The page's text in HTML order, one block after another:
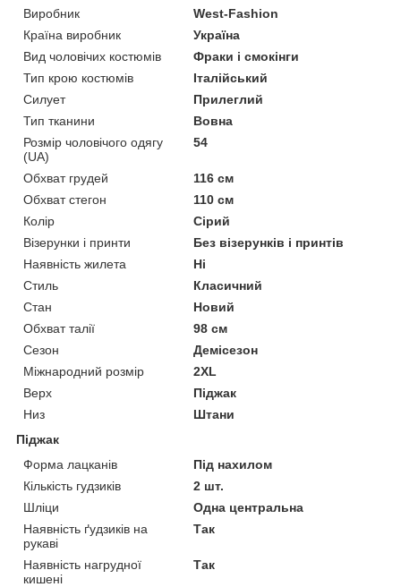
Виробник
West-Fashion
Країна виробник
Україна
Вид чоловічих костюмів
Фраки і смокінги
Тип крою костюмів
Італійський
Силует
Прилеглий
Тип тканини
Вовна
Розмір чоловічого одягу
(UA)
54
Обхват грудей
116 см
Обхват стегон
110 см
Колір
Сірий
Візерунки і принти
Без візерунків і принтів
Наявність жилета
Ні
Стиль
Класичний
Стан
Новий
Обхват талії
98 см
Сезон
Демісезон
Міжнародний розмір
2XL
Верх
Піджак
Низ
Штани
Піджак
Форма лацканів
Під нахилом
Кількість гудзиків
2 шт.
Шліци
Одна центральна
Наявність ґудзиків на
рукаві
Так
Наявність нагрудної
кишені
Так